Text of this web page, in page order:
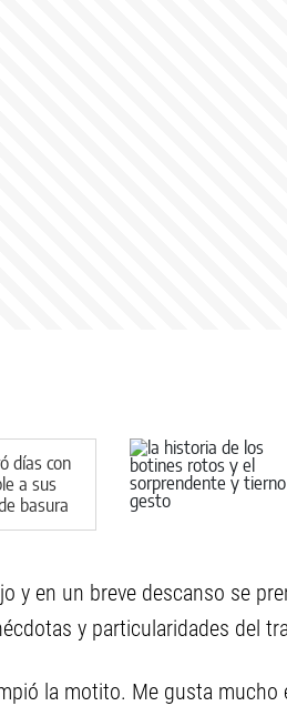
días con
a sus
basura
y en un breve descanso se
y particularidades del
la motito. Me gusta